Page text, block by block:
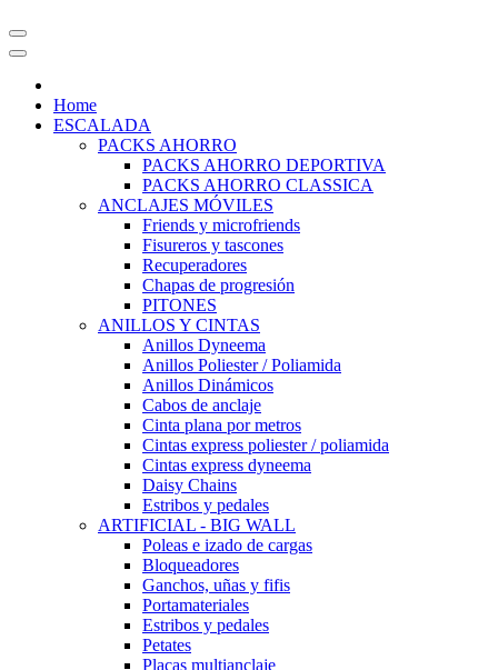
Home
ESCALADA
PACKS AHORRO
PACKS AHORRO DEPORTIVA
PACKS AHORRO CLASSICA
ANCLAJES MÓVILES
Friends y microfriends
Fisureros y tascones
Recuperadores
Chapas de progresión
PITONES
ANILLOS Y CINTAS
Anillos Dyneema
Anillos Poliester / Poliamida
Anillos Dinámicos
Cabos de anclaje
Cinta plana por metros
Cintas express poliester / poliamida
Cintas express dyneema
Daisy Chains
Estribos y pedales
ARTIFICIAL - BIG WALL
Poleas e izado de cargas
Bloqueadores
Ganchos, uñas y fifis
Portamateriales
Estribos y pedales
Petates
Placas multianclaje